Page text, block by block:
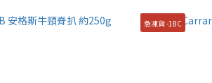
急凍貨 -18C